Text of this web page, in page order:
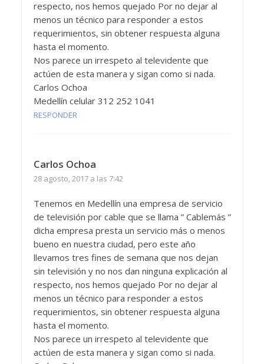
respecto, nos hemos quejado Por no dejar al
menos un técnico para responder a estos
requerimientos, sin obtener respuesta alguna
hasta el momento.
Nos parece un irrespeto al televidente que
actúen de esta manera y sigan como si nada.
Carlos Ochoa
Medellín celular 312 252 1041
RESPONDER
Carlos Ochoa
28 agosto, 2017 a las 7:42
Tenemos en Medellín una empresa de servicio
de televisión por cable que se llama ” Cablemás ”
dicha empresa presta un servicio más o menos
bueno en nuestra ciudad, pero este año
llevamos tres fines de semana que nos dejan
sin televisión y no nos dan ninguna explicación al
respecto, nos hemos quejado Por no dejar al
menos un técnico para responder a estos
requerimientos, sin obtener respuesta alguna
hasta el momento.
Nos parece un irrespeto al televidente que
actúen de esta manera y sigan como si nada.